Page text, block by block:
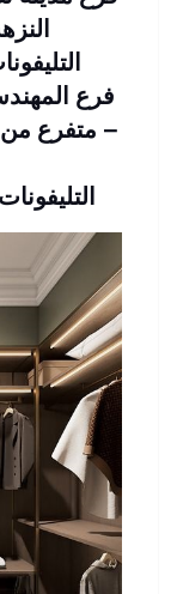
التليفونات : 26901129 –
التليفونات : 33368938 –